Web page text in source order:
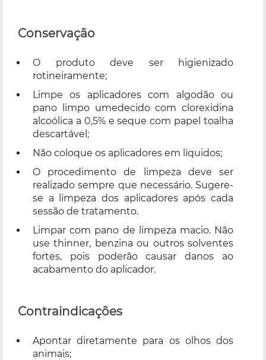
Conservação
O produto deve ser higienizado
rotineiramente;
Limpe os aplicadores com algodão ou
pano limpo umedecido com clorexidina
alcoólica a 0,5% e seque com papel toalha
descartável;
Não coloque os aplicadores em líquidos;
O procedimento de limpeza deve ser
realizado sempre que necessário. Sugere-
se a limpeza dos aplicadores após cada
sessão de tratamento.
Limpar com pano de limpeza macio. Não
use thinner, benzina ou outros solventes
fortes, pois poderão causar danos ao
acabamento do aplicador.
Contraindicações
Apontar diretamente para os olhos dos
animais;